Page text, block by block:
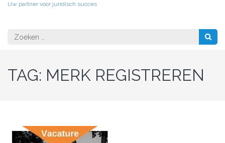
Uw partner voor juridisch succes
Zoeken
naar:
TAG: MERK REGISTREREN